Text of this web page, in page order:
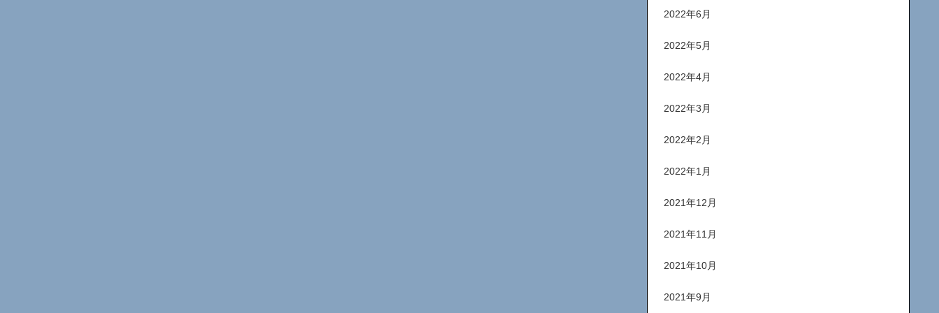
2022年6月
2022年5月
2022年4月
2022年3月
2022年2月
2022年1月
2021年12月
2021年11月
2021年10月
2021年9月